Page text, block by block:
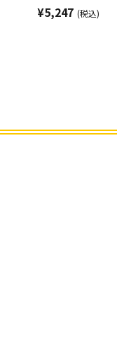
¥5,247 (税込)